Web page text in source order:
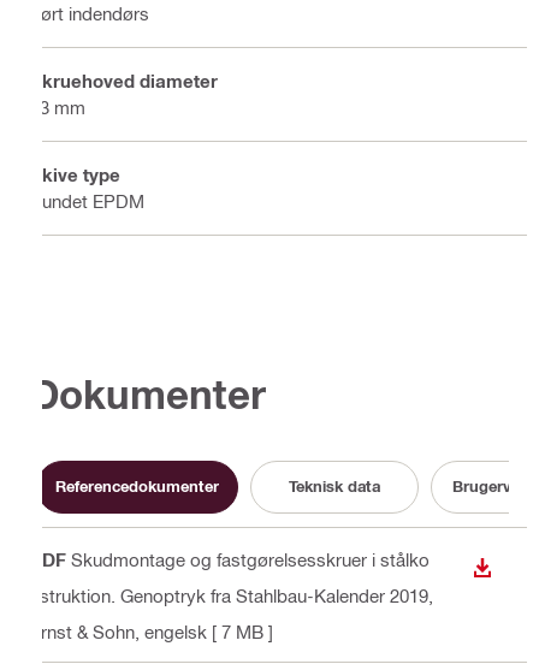
Tørt indendørs
Skruehoved diameter
13 mm
Skive type
Bundet EPDM
Dokumenter
Referencedokumenter Teknisk data
PDF Skudmontage og fastgørelsesskruer i stålko
nstruktion. Genoptryk fra Stahlbau-Kalender 2019,
Ernst & Sohn , engelsk [ 7 MB ]